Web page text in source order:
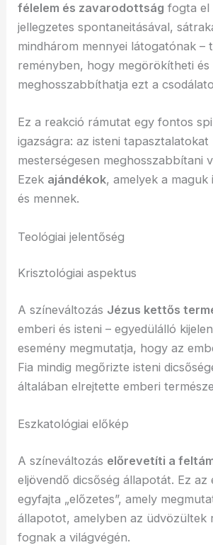
félelem és zavarodottság fogta el
jellegzetes spontaneitásával,
mindhárom mennyei látogatónak –
reményben, hogy megörökítheti és
meghosszabbíthatja ezt a
Ez a reakció rámutat egy fontos
igazságra: az isteni tapasztalatokat
mesterségesen meghosszabbítani
Ezek ajándékok, amelyek a maguk
és mennek.
Teológiai jelentőség
Krisztológiai aspektus
A színeváltozás Jézus kettős
emberi és isteni – egyedülálló
esemény megmutatja, hogy az
Fia mindig megőrizte isteni
általában elrejtette emberi
Eszkatológiai előkép
A színeváltozás előrevetíti a
eljövendő dicsőség állapotát. Ez az
egyfajta „előzetes”, amely
állapotot, amelyben az üdvözültek
fognak a világvégén.